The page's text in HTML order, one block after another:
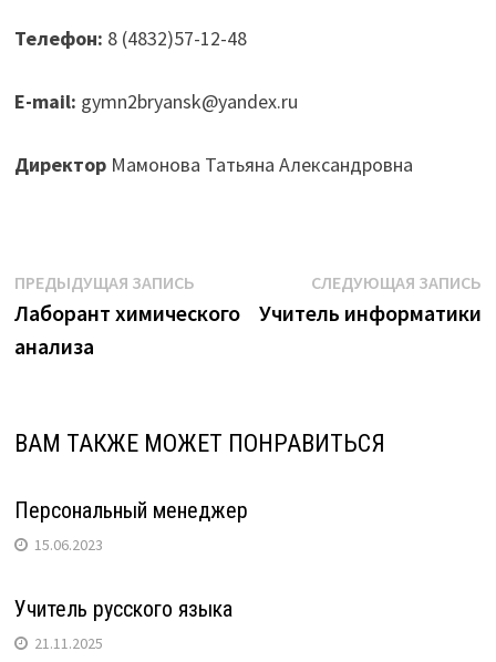
Телефон: 8 (4832)57-12-48
E-mail: gymn2bryansk@yandex.ru
Директор Мамонова Татьяна Александровна
Навигация
по
ПРЕДЫДУЩАЯ ЗАПИСЬ
запись:
Лаборант химического
анализа
СЛЕДУЮЩАЯ ЗАПИСЬ
Учитель информатики
ВАМ ТАКЖЕ МОЖЕТ ПОНРАВИТЬСЯ
Персональный менеджер
15.06.2023
Учитель русского языка
21.11.2025